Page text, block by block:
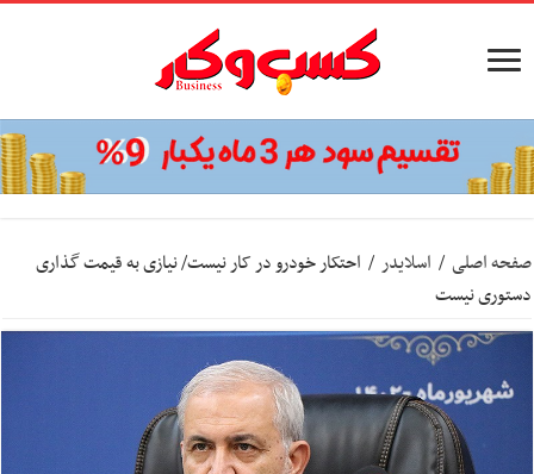
صفحه اصلی / اسلایدر / احتکار خودرو در کار نیست/ نیازی به قیمت گذاری
دستوری نیست